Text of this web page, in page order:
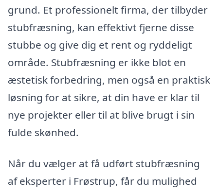
grund. Et professionelt firma, der tilbyder
stubfræsning, kan effektivt fjerne disse
stubbe og give dig et rent og ryddeligt
område. Stubfræsning er ikke blot en
æstetisk forbedring, men også en praktisk
løsning for at sikre, at din have er klar til
nye projekter eller til at blive brugt i sin
fulde skønhed.
Når du vælger at få udført stubfræsning
af eksperter i Frøstrup, får du mulighed